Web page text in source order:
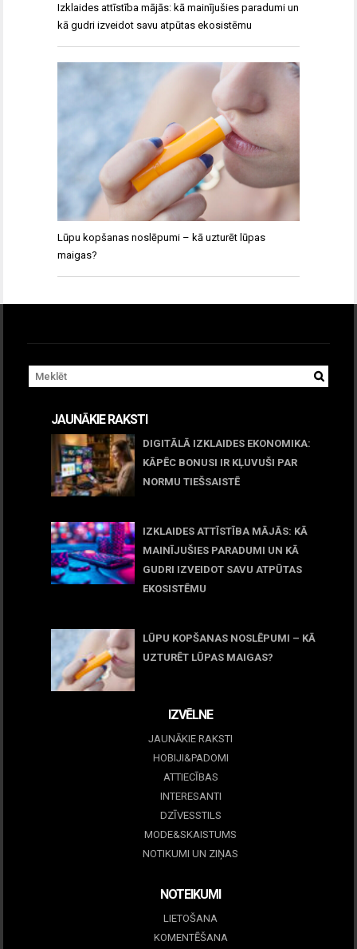
Izklaides attīstība mājās: kā mainījušies paradumi un
kā gudri izveidot savu atpūtas ekosistēmu
Lūpu kopšanas noslēpumi – kā uzturēt lūpas
maigas?
JAUNĀKIE RAKSTI
DIGITĀLĀ IZKLAIDES EKONOMIKA:
KĀPĒC BONUSI IR KĻUVUŠI PAR
NORMU TIEŠSAISTĒ
IZKLAIDES ATTĪSTĪBA MĀJĀS: KĀ
MAINĪJUŠIES PARADUMI UN KĀ
GUDRI IZVEIDOT SAVU ATPŪTAS
EKOSISTĒMU
LŪPU KOPŠANAS NOSLĒPUMI – KĀ
UZTURĒT LŪPAS MAIGAS?
IZVĒLNE
JAUNĀKIE RAKSTI
HOBIJI&PADOMI
ATTIECĪBAS
INTERESANTI
DZĪVESSTILS
MODE&SKAISTUMS
NOTIKUMI UN ZIŅAS
NOTEIKUMI
LIETOŠANA
KOMENTĒŠANA